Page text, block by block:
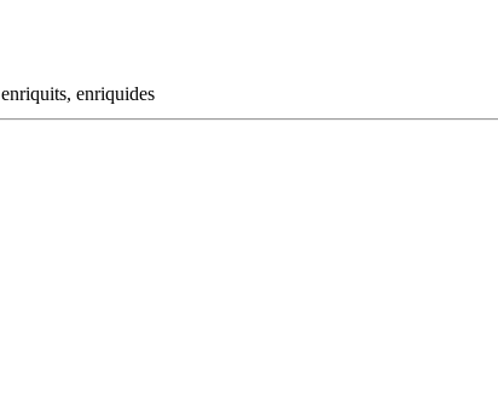
enriquits, enriquides